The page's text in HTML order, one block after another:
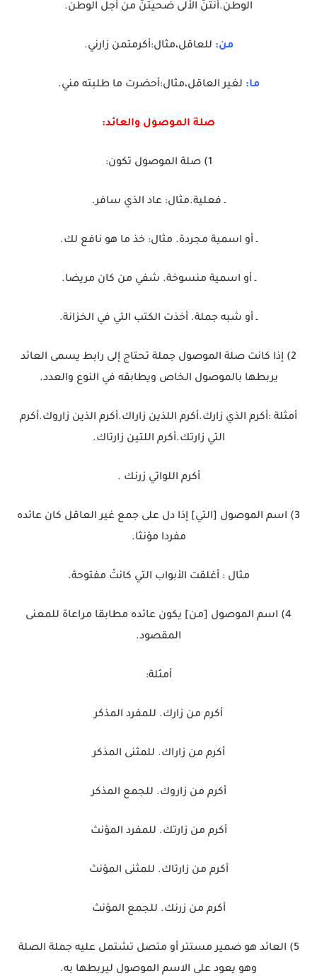
الوطن.أنتنّ الألى ضحيتنّ من أجل الوطن.
من: للعاقل،مثال:أكرمتمن زارني.
ما: لغير العاقل،مثال:أحضرت ما طلبته مني.
صلة الموصول والعائد:
1) صلة الموصول تكون:
ـ فعلية.مثال: عاد الذي سافر.
ـ أو اسمية مجردة. مثال: خذ ما هو نافع لك.
ـ أو اسمية منسوخة. شفي من كان مريضا.
ـ أو شبه جملة. أخذت الكتب التي في الخزانة.
2) إذا كانت صلة الموصول جملة تحتاج إلى رابط يسمى العائد
يربطها بالموصول الخاص ويطابقه في النوع والعدد.
أمثلة :أكرم الذي زارك.أكرم اللذين زاراك.أكرم الذين زاروك.أكرم
التي زارتك.أكرم اللتين زارتاك.
أكرم اللواتي زرنك .
3) اسم الموصول [التي] إذا دل على جمع غير العاقل كان عائده
مفردا مؤنثا.
مثال : أغلقت الأبواب التي كانتْ مفتوحة.
4) اسم الموصول [من] يكون عائده مطابقا مراعاة للمعنى
المقصود.
أمثلة:
أكرم من زارك. للمفرد المذكر
أكرم من زاراك. للمثنى المذكر
أكرم من زاروك. للجمع المذكر
أكرم من زارتك. للمفرد المؤنث
أكرم من زارتاك. للمثنى المؤنث
أكرم من زرنك. للجمع المؤنث
5) العائد هو ضمير مستتر أو متصل تشتمل عليه جملة الصلة
وهو يعود على الاسم الموصول ليربطها به.